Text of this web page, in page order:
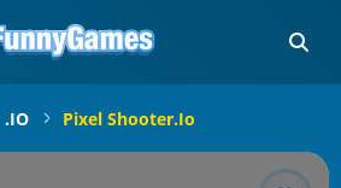
.IO Pixel Shooter.io